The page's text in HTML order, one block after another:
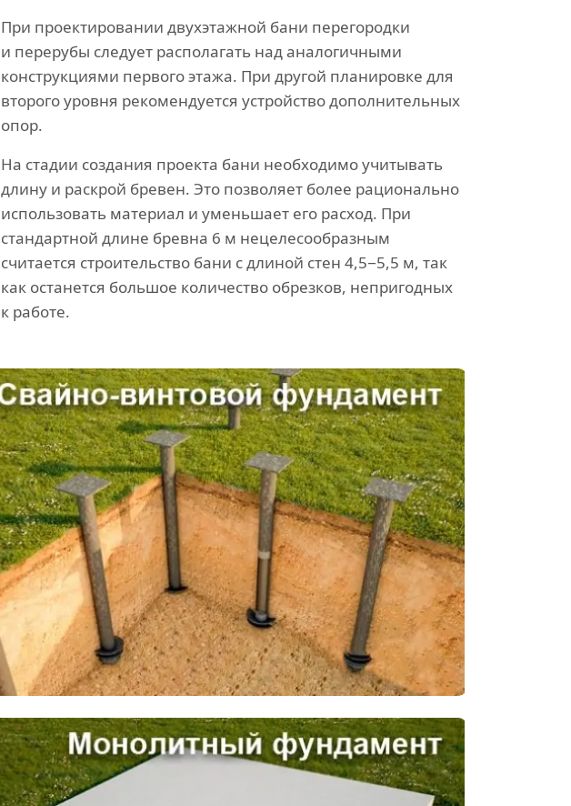
При проектировании двухэтажной бани перегородки
и перерубы следует располагать над аналогичными
конструкциями первого этажа. При другой планировке для
второго уровня рекомендуется устройство дополнительных
опор.
На стадии создания проекта бани необходимо учитывать
длину и раскрой бревен. Это позволяет более рационально
использовать материал и уменьшает его расход. При
стандартной длине бревна 6 м нецелесообразным
считается строительство бани с длиной стен 4,5−5,5 м, так
как останется большое количество обрезков, непригодных
к работе.